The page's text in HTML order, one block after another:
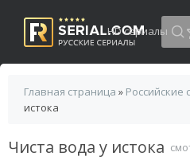
HD сериалы
Главная страница » Российские
истока
Чиста вода у истока